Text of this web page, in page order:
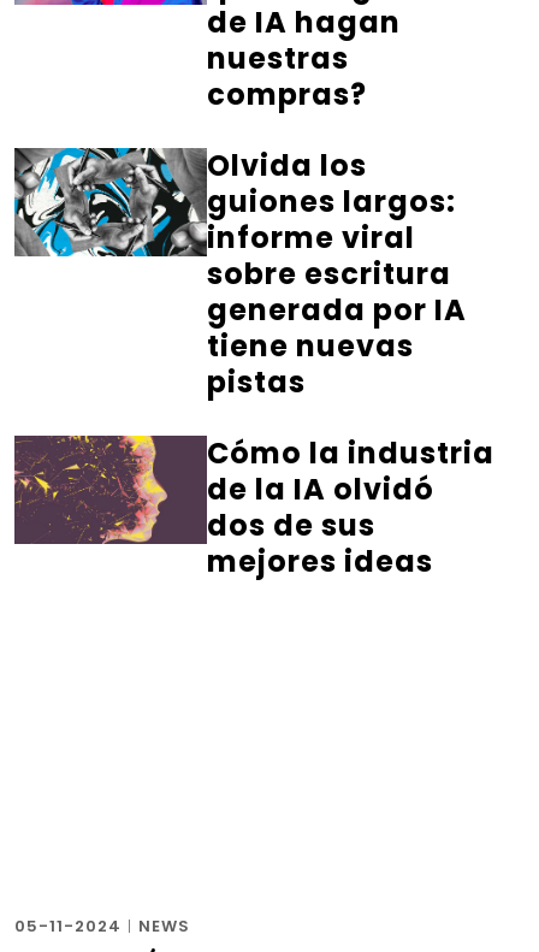
de IA hagan
nuestras
compras?
Olvida los
guiones largos:
informe viral
sobre escritura
generada por IA
tiene nuevas
pistas
Cómo la industria
de la IA olvidó
dos de sus
mejores ideas
05-11-2024 | NEWS